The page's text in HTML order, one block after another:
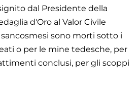
dal Presidente della
d'Oro al Valor Civile
sono morti sotto i
o per le mine tedesche, per
conclusi, per gli scoppi